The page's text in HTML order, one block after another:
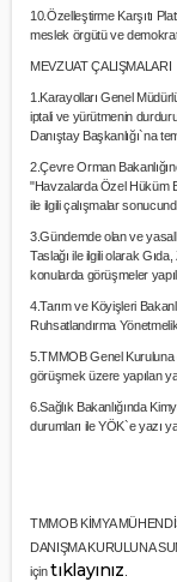
10.Özelleştirme Karşıtı
meslek örgütü ve
MEVZUAT ÇALIŞMALARI
1.Karayolları Genel
iptali ve yürütmenin
Danıştay Başkanlığı`na
2.Çevre Orman
"Havzalarda Özel Hüküm
ile ilgili çalışmalar
3.Gündemde olan ve
Taslağı ile ilgili olarak
konularda görüşmeler
4.Tarım ve Köyişleri
Ruhsatlandırma
5.TMMOB Genel Kuruluna
görüşmek üzere yapılan
6.Sağlık Bakanlığında
durumları ile YÖK`e yazı
TMMOB KİMYA
DANIŞMA KURULUNA
içintıklayınız